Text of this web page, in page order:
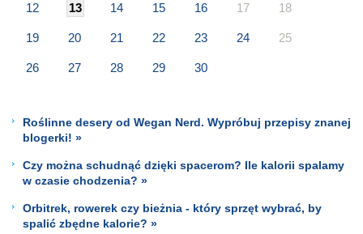
12 13 14 15 16 17 18
19 20 21 22 23 24 25
26 27 28 29 30
Roślinne desery od Wegan Nerd. Wypróbuj przepisy znanej
blogerki! »
Czy można schudnąć dzięki spacerom? Ile kalorii spalamy
w czasie chodzenia? »
Orbitrek, rowerek czy bieżnia - który sprzęt wybrać, by
spalić zbędne kalorie? »